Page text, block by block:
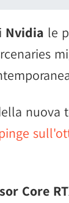
Nvidia le
nuova
Core